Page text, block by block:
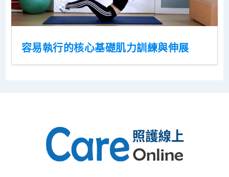
容易執行的核心基礎肌力訓練與伸展